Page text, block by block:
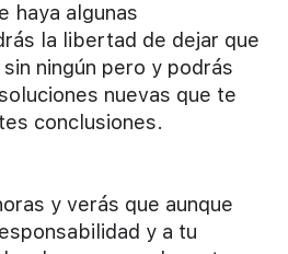
haya algunas
la libertad de dejar que
ningún pero y podrás
nuevas que te
conclusiones.
y verás que aunque
y a tu